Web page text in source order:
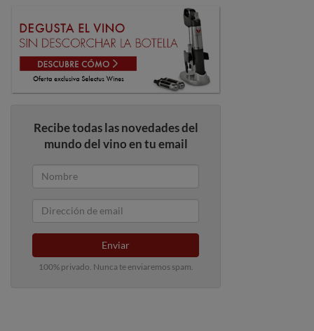
Recibe todas las novedades del
mundo del vino en tu email
Enviar
100% privado. Nunca te enviaremos spam.